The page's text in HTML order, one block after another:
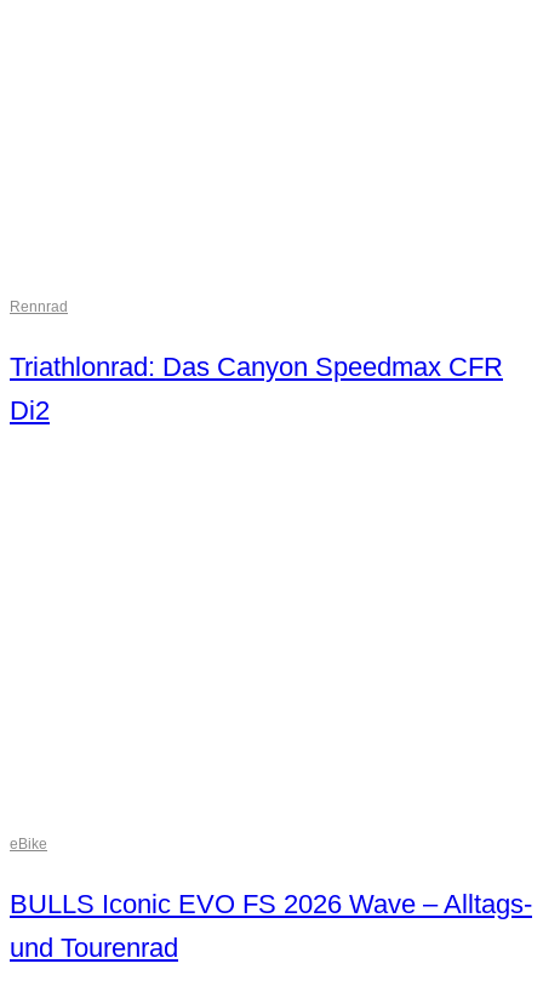
Rennrad
Triathlonrad: Das Canyon Speedmax CFR
Di2
eBike
BULLS Iconic EVO FS 2026 Wave – Alltags-
und Tourenrad